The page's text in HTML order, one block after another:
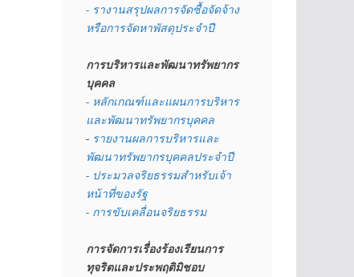
- รางานสรุปผลการจัดซื้อจัดจ้าง
หรือการจัดหาพัสดุประจำปี
การบริหารและพัฒนาทรัพยากร
บุคคล
- หลักเกณฑ์และแผนการบริหาร
และพัฒนาทรัพยากรบุคคล
- รายงานผลการบริหารและ
พัฒนาทรัพยากรบุคคลประจำปี
- ประมวลจริยธรรมสำหรับเจ้า
หน้าที่ของรัฐ
- การขับเคลื่อนจริยธรรม
การจัดการเรื่องร้องเรียนการ
ทุจริตและประพฤติมิชอบ